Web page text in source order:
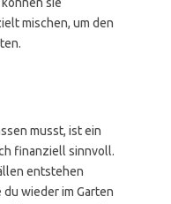
mischen, um den
musst, ist ein
finanziell sinnvoll.
entstehen
wieder im Garten